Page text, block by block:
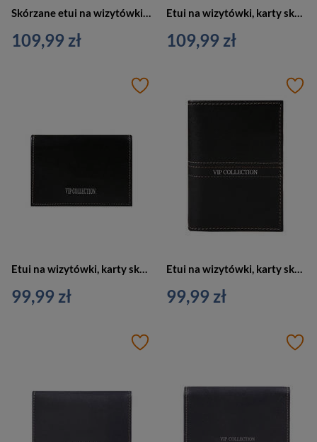
109,99 zł 109,99 zł
Etui na wizytówki, karty skórzane czarne metaliczne Vip Collection Palermo 15 BL
99,99 zł
Etui na wizytówki, karty skórzane czarne Vip Collection Palermo 15 BL
99,99 zł